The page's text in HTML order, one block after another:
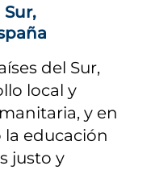
del Sur,
local y
y en
educación
justo y